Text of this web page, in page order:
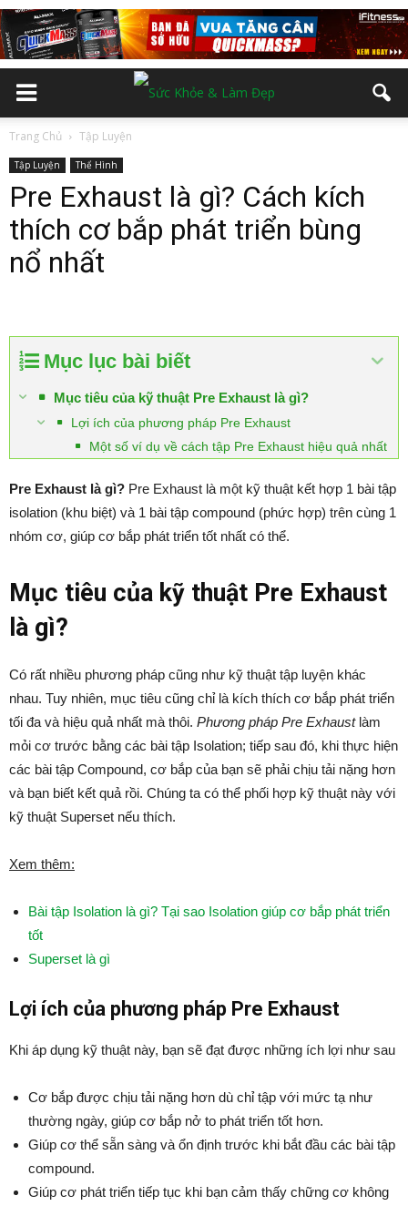
Trang Chủ Tập Luyện
Tập Luyện Thể Hình
Pre Exhaust là gì? Cách kích
thích cơ bắp phát triển bùng
nổ nhất
Mục lục bài biết
Mục tiêu của kỹ thuật Pre Exhaust là gì?
Lợi ích của phương pháp Pre Exhaust
Một số ví dụ về cách tập Pre Exhaust hiệu quả nhất
Pre Exhaust là gì? Pre Exhaust là một kỹ thuật kết hợp 1 bài tập
isolation (khu biệt) và 1 bài tập compound (phức hợp) trên cùng 1
nhóm cơ, giúp cơ bắp phát triển tốt nhất có thể.
Mục tiêu của kỹ thuật Pre Exhaust
là gì?
Có rất nhiều phương pháp cũng như kỹ thuật tập luyện khác
nhau. Tuy nhiên, mục tiêu cũng chỉ là kích thích cơ bắp phát triển
tối đa và hiệu quả nhất mà thôi. Phương pháp Pre Exhaustlàm
mỏi cơ trước bằng các bài tập Isolation; tiếp sau đó, khi thực hiện
các bài tập Compound, cơ bắp của bạn sẽ phải chịu tải nặng hơn
và bạn biết kết quả rồi. Chúng ta có thể phối hợp kỹ thuật này với
kỹ thuật Superset nếu thích.
Xem thêm:
Bài tập Isolation là gì? Tại sao Isolation giúp cơ bắp phát triển
tốt
Superset là gì
Lợi ích của phương pháp Pre Exhaust
Khi áp dụng kỹ thuật này, bạn sẽ đạt được những ích lợi như sau
Cơ bắp được chịu tải nặng hơn dù chỉ tập với mức tạ như
thường ngày, giúp cơ bắp nở to phát triển tốt hơn.
Giúp cơ thể sẵn sàng và ổn định trước khi bắt đầu các bài tập
compound.
Giúp cơ phát triển tiếp tục khi bạn cảm thấy chững cơ không